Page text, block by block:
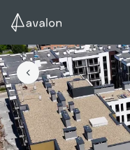
ЧИТАТИ ІСТОРІЮ